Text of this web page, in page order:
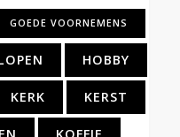
GOEDE VOORNEMENS
HOBBY
KERK KERST